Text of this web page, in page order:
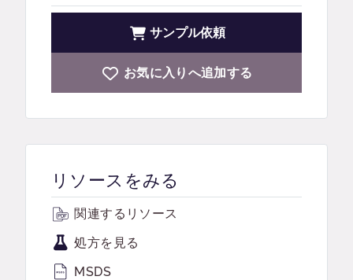
サンプル依頼
お気に入りへ追加する
リソースをみる
関連するリソース
処方を見る
MSDS